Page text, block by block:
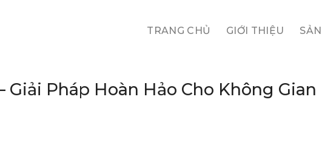
TRANG CHỦ GIỚI THIỆU
Giải Pháp Hoàn Hảo Cho Không